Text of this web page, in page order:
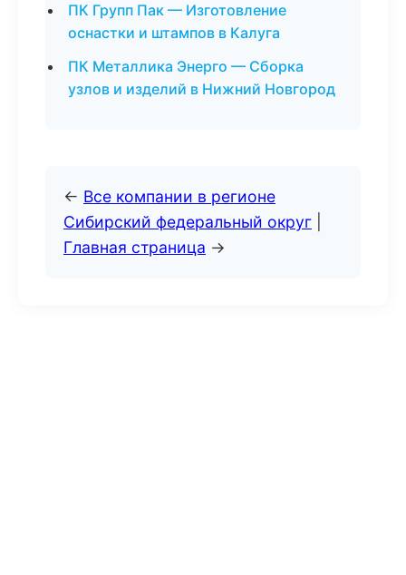
ПК Групп Пак — Изготовление
оснастки и штампов в Калуга
ПК Металлика Энерго — Сборка
узлов и изделий в Нижний Новгород
← Все компании в регионе
Сибирский федеральный округ
Главная страница →